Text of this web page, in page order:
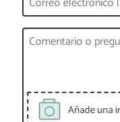
Añade una